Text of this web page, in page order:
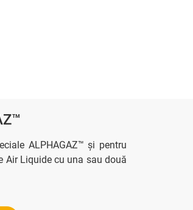
ALPHAGAZ™ și pentru
Air Liquide cu una sau două